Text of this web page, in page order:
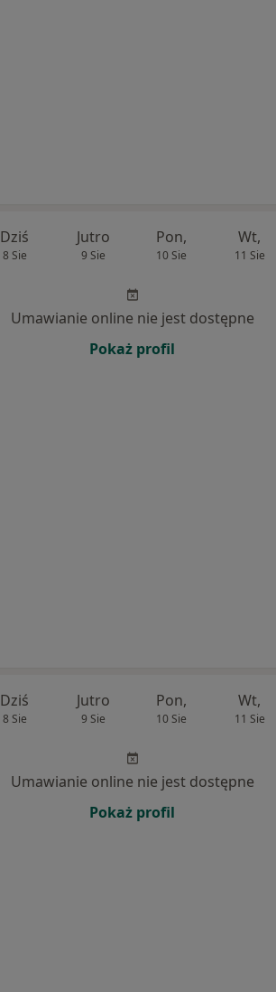
Dziś
8 Sie
Jutro
9 Sie
Pon,
10 Sie
Wt,
11 Sie
Umawianie online nie jest dostępne
Pokaż profil
Dziś
8 Sie
Jutro
9 Sie
Pon,
10 Sie
Wt,
11 Sie
Umawianie online nie jest dostępne
Pokaż profil